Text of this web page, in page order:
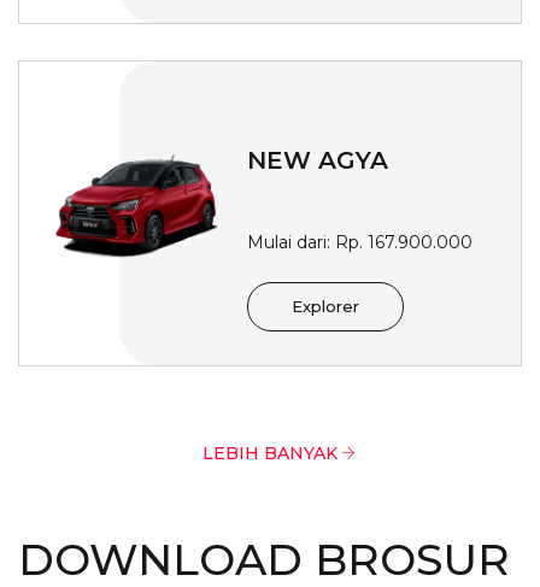
NEW AGYA
Mulai dari: Rp. 167.900.000
Explorer
LEBIH BANYAK
DOWNLOAD BROSUR